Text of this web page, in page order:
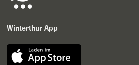
Winterthur App